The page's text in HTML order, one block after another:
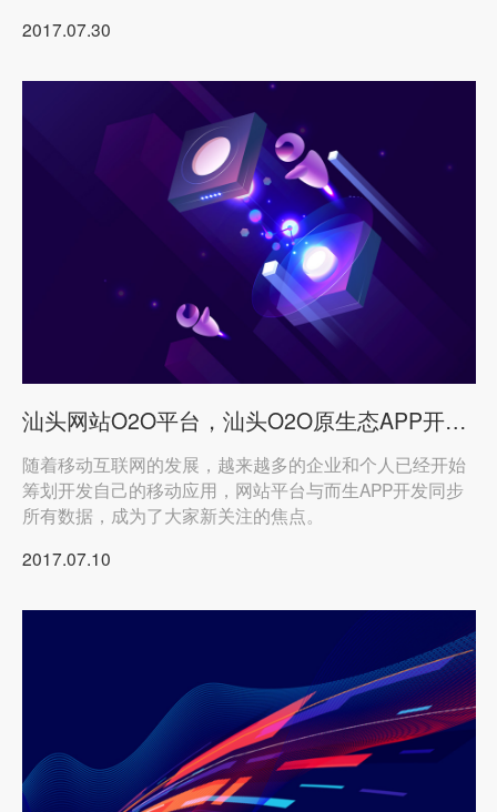
2017.07.30
汕头网站O2O平台，汕头O2O原生态APP开发解决方案！
随着移动互联网的发展，越来越多的企业和个人已经开始
筹划开发自己的移动应用，网站平台与而生APP开发同步
所有数据，成为了大家新关注的焦点。
2017.07.10